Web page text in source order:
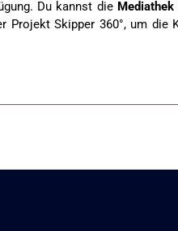
Du kannst die Mediathek
Projekt Skipper 360°, um die